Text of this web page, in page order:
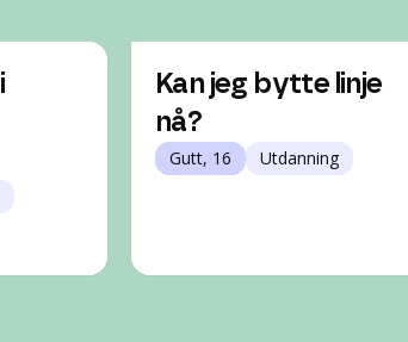
Kan jeg bytte linje
nå?
Gutt, 16 Utdanning